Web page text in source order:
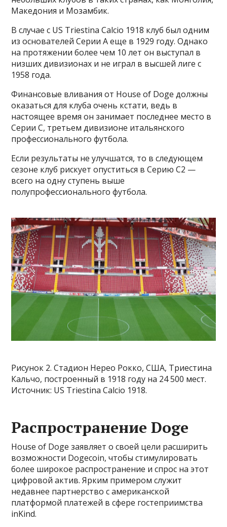
Македония и Мозамбик.
В случае с US Triestina Calcio 1918 клуб был одним
из основателей Серии А еще в 1929 году. Однако
на протяжении более чем 10 лет он выступал в
низших дивизионах и не играл в высшей лиге с
1958 года.
Финансовые вливания от House of Doge должны
оказаться для клуба очень кстати, ведь в
настоящее время он занимает последнее место в
Серии С, третьем дивизионе итальянского
профессионального футбола.
Если результаты не улучшатся, то в следующем
сезоне клуб рискует опуститься в Серию С2 —
всего на одну ступень выше
полупрофессионального футбола.
Рисунок 2. Стадион Нерео Рокко, США, Триестина
Кальчо, построенный в 1918 году на 24 500 мест.
Источник: US Triestina Calcio 1918.
Распространение Doge
House of Doge заявляет о своей цели расширить
возможности Dogecoin, чтобы стимулировать
более широкое распространение и спрос на этот
цифровой актив. Ярким примером служит
недавнее партнерство с американской
платформой платежей в сфере гостеприимства
inKind.